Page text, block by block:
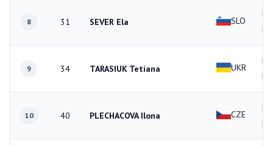
8 31 SEVER Ela SLO
9 34 TARASIUK Tetiana UKR
10 40 PLECHACOVA Ilona CZE